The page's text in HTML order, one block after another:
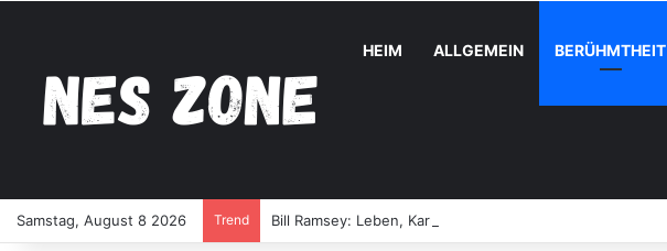
HEIM ALLGEMEIN BERÜHMTHEIT
Samstag, August 8 2026 Trend Bill Ramsey: Leben, Karriere und größte Erfolge